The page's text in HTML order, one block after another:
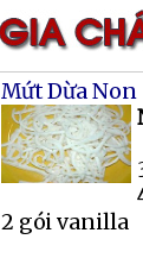
Mứt Dừa Non
2 gói vanilla